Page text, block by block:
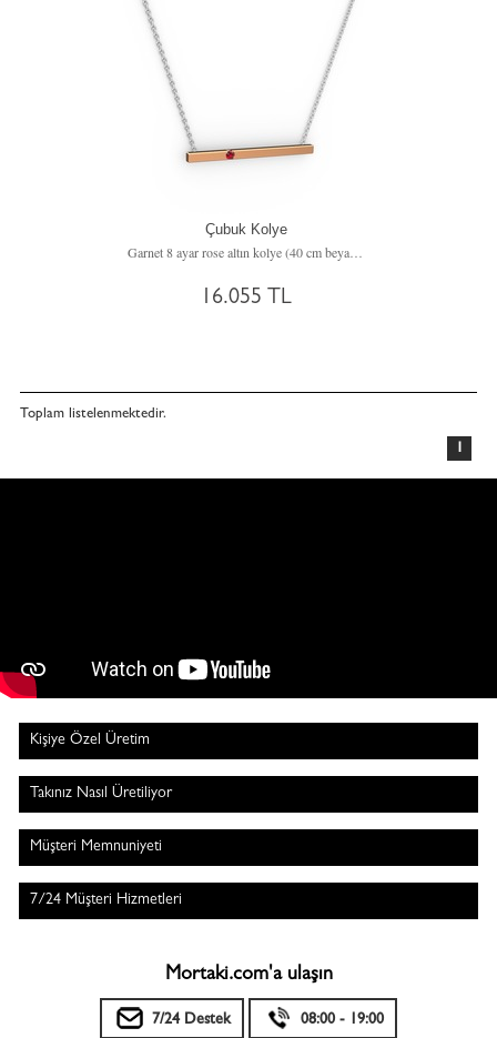
Çubuk Kolye
Garnet 8 ayar rose altın kolye (40 cm beyaz altın rolo zincir)
16.055 TL
Toplam listelenmektedir.
1
Kişiye Özel Üretim
Takınız Nasıl Üretiliyor
Müşteri Memnuniyeti
7/24 Müşteri Hizmetleri
Mortaki.com'a ulaşın
7/24 Destek 08:00 - 19:00